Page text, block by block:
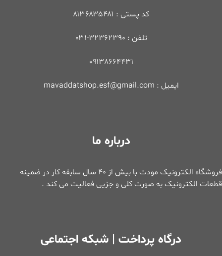
کد پستی : ۸۱۳۶۸۳۵۴۸۱
تلفن : ۳۲۳۶۲۳۹۰-۰۳۱
۰۹۱۳۸۶۶۴۴۳۱
ایمیل : mavaddatshop.esf@gmail.com
درباره ما
فروشگاه الکترونیک مودت با بیش از ۴۰ سال سابقه کار در ضمینه
قطعات الکترونیک به صورت کلی و جزیی فعالیت می کند .
درگاه پرداخت | شبکه اجتماعی